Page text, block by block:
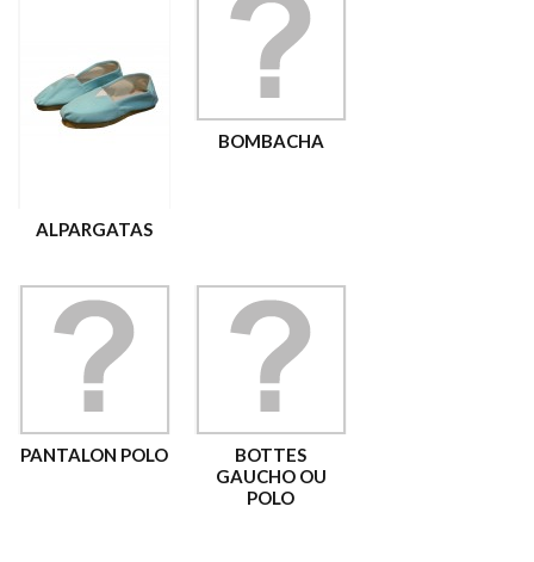
ALPARGATAS
BOMBACHA
PANTALON POLO
BOTTES
GAUCHO OU
POLO